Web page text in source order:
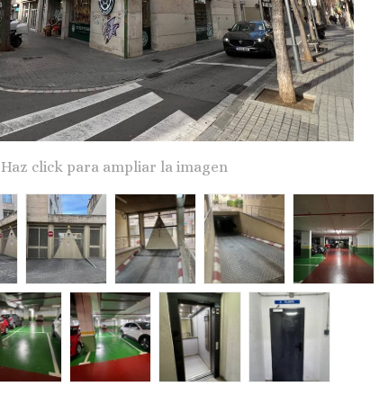
Haz click para ampliar la imagen